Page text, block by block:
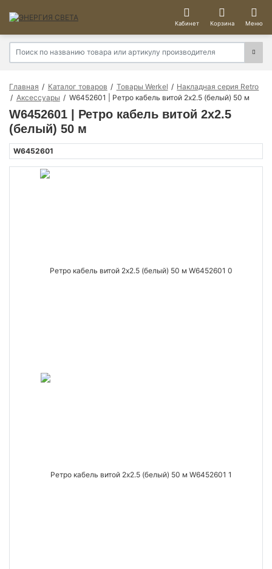
Кабинет Корзина Меню
Главная Каталог товаров Товары Werkel
Накладная серия Retro
Аксессуары
W6452601 | Ретро кабель витой 2х2.5 (белый) 50 м
W6452601 | Ретро кабель витой 2х2.5
(белый) 50 м
W6452601